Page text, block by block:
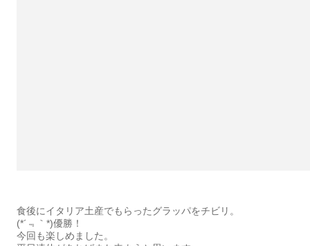
食後にイタリア土産でもらったグラッパをチビリ。
(*´﹃｀*)優勝！
今回も楽しめました。